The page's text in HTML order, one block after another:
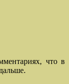
что в